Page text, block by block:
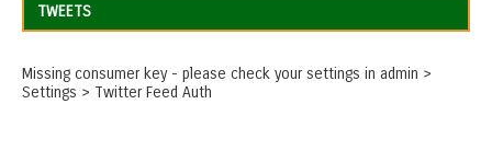
TWEETS
Missing consumer key - please check your settings in admin >
Settings > Twitter Feed Auth